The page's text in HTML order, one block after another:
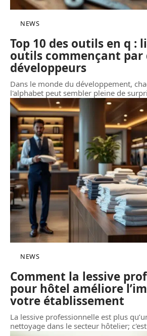
NEWS
Top 10 des outils en q :
outils commençant par
développeurs
Dans le monde du développement,
l'alphabet peut sembler pleine de
NEWS
Comment la lessive
pour hôtel améliore
votre établissement
La lessive professionnelle est plus
nettoyage dans le secteur hôtelier;